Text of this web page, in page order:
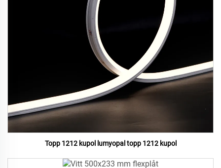
Topp 1212 kupol lumyopal topp 1212 kupol